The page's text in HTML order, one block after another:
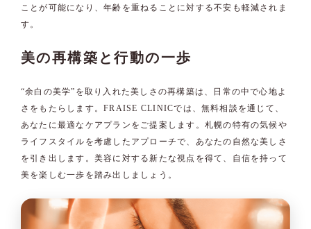
ことが可能になり、年齢を重ねることに対する不安も軽減されま
す。
美の再構築と行動の一歩
“余白の美学”を取り入れた美しさの再構築は、日常の中で心地よ
さをもたらします。FRAISE CLINICでは、無料相談を通じて、
あなたに最適なケアプランをご提案します。札幌の特有の気候や
ライフスタイルを考慮したアプローチで、あなたの自然な美しさ
を引き出します。美容に対する新たな視点を得て、自信を持って
美を楽しむ一歩を踏み出しましょう。